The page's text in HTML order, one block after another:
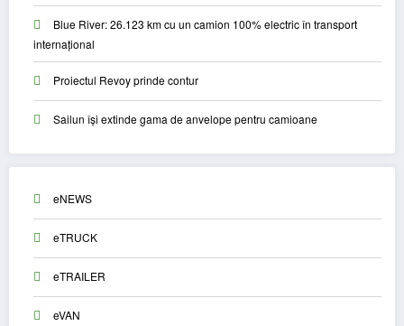
Blue River: 26.123 km cu un camion 100% electric în transport
internațional
Proiectul Revoy prinde contur
Sailun își extinde gama de anvelope pentru camioane
eNEWS
eTRUCK
eTRAILER
eVAN